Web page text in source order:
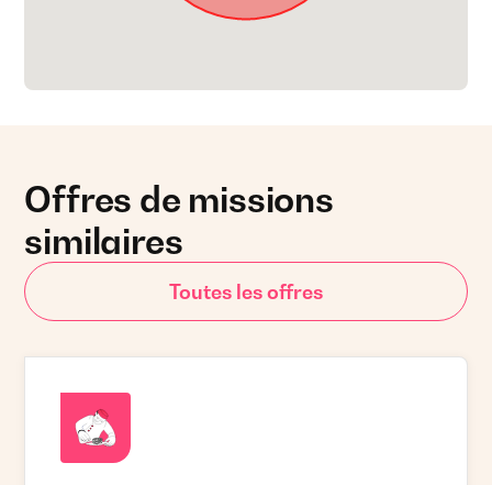
Offres de missions
similaires
Toutes les offres